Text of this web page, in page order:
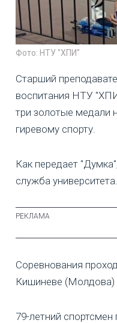
Фото: НТУ "ХПИ"
Старший
воспитания НТУ
три золотые медали
гиревому спорту.
Как передает
служба университета.
Соревнования
Кишиневе (Молдова)
79-летний